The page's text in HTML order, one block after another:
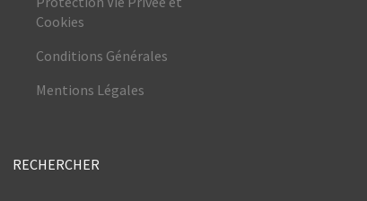
Cookies
Conditions Générales
Mentions Légales
RECHERCHER